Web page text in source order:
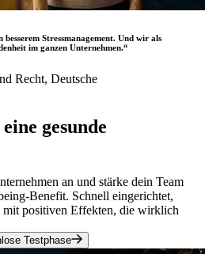
Stressmanagement. Und wir als
im ganzen Unternehmen.“
Recht, Deutsche
gesunde
an und stärke dein Team
Benefit. Schnell eingerichtet,
positiven Effekten, die wirklich
Testphase